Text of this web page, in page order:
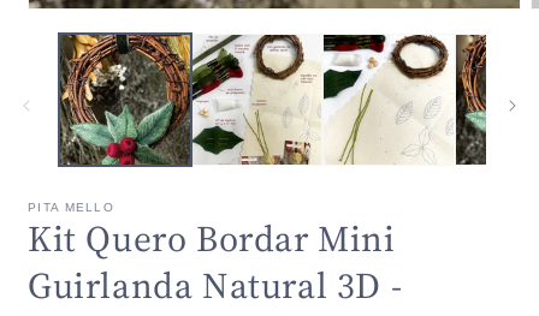
mídia
janela
modal
PITA MELLO
Kit Quero Bordar Mini
Guirlanda Natural 3D -